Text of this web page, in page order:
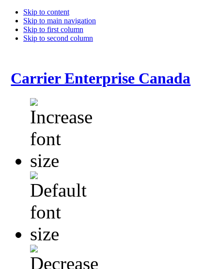
Skip to content
Skip to main navigation
Skip to first column
Skip to second column
Carrier Enterprise Canada